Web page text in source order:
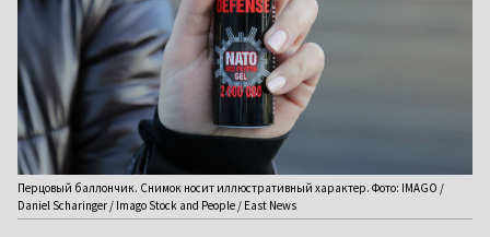
Перцовый баллончик. Снимок носит иллюстративный характер. Фото: IMAGO /
Daniel Scharinger / Imago Stock and People / East News